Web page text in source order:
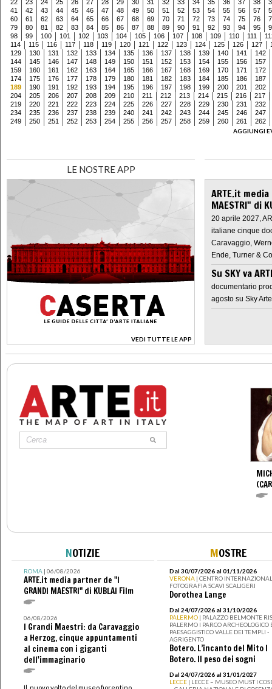
22 23 24 25 26 27 28 29 30 31 32 33 34 35 36 37 38
41
42 43 44 45 46 47 48 49 50 51 52 53 54 55 56 57
60
61 62 63 64 65 66 67 68 69 70 71 72 73 74 75 76
79
80 81 82 83 84 85 86 87 88 89 90 91 92 93 94 95
98
99 100 101 102 103 104 105 106 107 108 109 110 111
114
115 116 117 118 119 120 121 122 123 124 125 126 127
129
130 131 132 133 134 135 136 137 138 139 140 141
142
144
145 146 147 148 149 150 151 152 153 154 155 156
157
159
160 161 162 163 164 165 166 167 168 169 170 171
172
174
175 176 177 178 179 180 181 182 183 184 185 186
187
189
190 191 192 193 194 195 196 197 198 199 200 201
202
204
205 206 207 208 209 210 211 212 213 214 215 216
217
219
220 221 222 223 224 225 226 227 228 229 230 231
232
234
235 236 237 238 239 240 241 242 243 244 245 246
247
249
250 251 252 253 254 255 256 257 258 259 260 261
262
AGGIUNGI
LE NOSTRE APP
VEDI TUTTE LE APP
>
ARTE.it
MAESTRI" di
20 aprile 2027,
italiane cinque
Caravaggio,
Ende, Turner &
Su SKY va
documentario
agosto su Sky Arte
NOTIZIE
ROMA| 06/08/2026
ARTE.it media partner de "I
GRANDI MAESTRI" di KUBLAI Film
06/08/2026
I Grandi Maestri: da Caravaggio
a Herzog, cinque appuntamenti
al cinema con i giganti
dell'immaginario
Il nuovo volto del museo fiorentino
MOSTRE
Dal 30/07/2026 al 01/11/2026
VERONA | CENTRO
FOTOGRAFIA SCAVI SCALIGERI
Dorothea Lange
Dal 24/07/2026 al 31/10/2026
PALERMO | PALAZZO BELMONTE
PALERMO I PARCO ARCHEOLOGICO
PAESAGGISTICO VALLE DEI TEMPLI -
AGRIGENTO
Botero. L’incanto del Mito I
Botero. Il peso dei sogni
Dal 24/07/2026 al 31/01/2027
LECCE | LECCE – MUSEO MUST I